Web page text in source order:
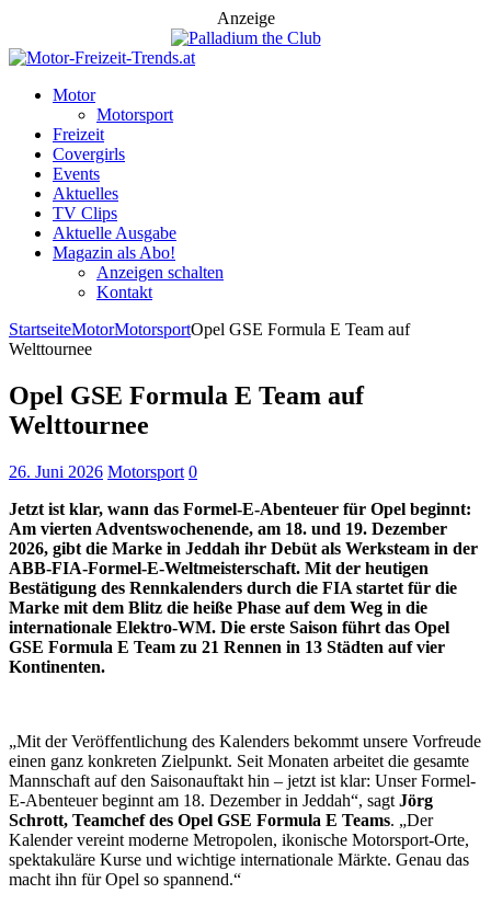
Anzeige
Motor
Motorsport
Freizeit
Covergirls
Events
Aktuelles
TV Clips
Aktuelle Ausgabe
Magazin als Abo!
Anzeigen schalten
Kontakt
StartseiteMotorMotorsportOpel GSE Formula E Team auf
Welttournee
Opel GSE Formula E Team auf
Welttournee
26. Juni 2026 Motorsport 0
Jetzt ist klar, wann das Formel‑E‑Abenteuer für Opel beginnt:
Am vierten Adventswochenende, am 18. und 19. Dezember
2026, gibt die Marke in Jeddah ihr Debüt als Werksteam in der
ABB‑FIA‑Formel‑E‑Weltmeisterschaft. Mit der heutigen
Bestätigung des Rennkalenders durch die FIA startet für die
Marke mit dem Blitz die heiße Phase auf dem Weg in die
internationale Elektro-WM. Die erste Saison führt das Opel
GSE Formula E Team zu 21 Rennen in 13 Städten auf vier
Kontinenten.
„Mit der Veröffentlichung des Kalenders bekommt unsere Vorfreude
einen ganz konkreten Zielpunkt. Seit Monaten arbeitet die gesamte
Mannschaft auf den Saisonauftakt hin – jetzt ist klar: Unser Formel-
E-Abenteuer beginnt am 18. Dezember in Jeddah“, sagt Jörg
Schrott, Teamchef des Opel GSE Formula E Teams. „Der
Kalender vereint moderne Metropolen, ikonische Motorsport-Orte,
spektakuläre Kurse und wichtige internationale Märkte. Genau das
macht ihn für Opel so spannend.“